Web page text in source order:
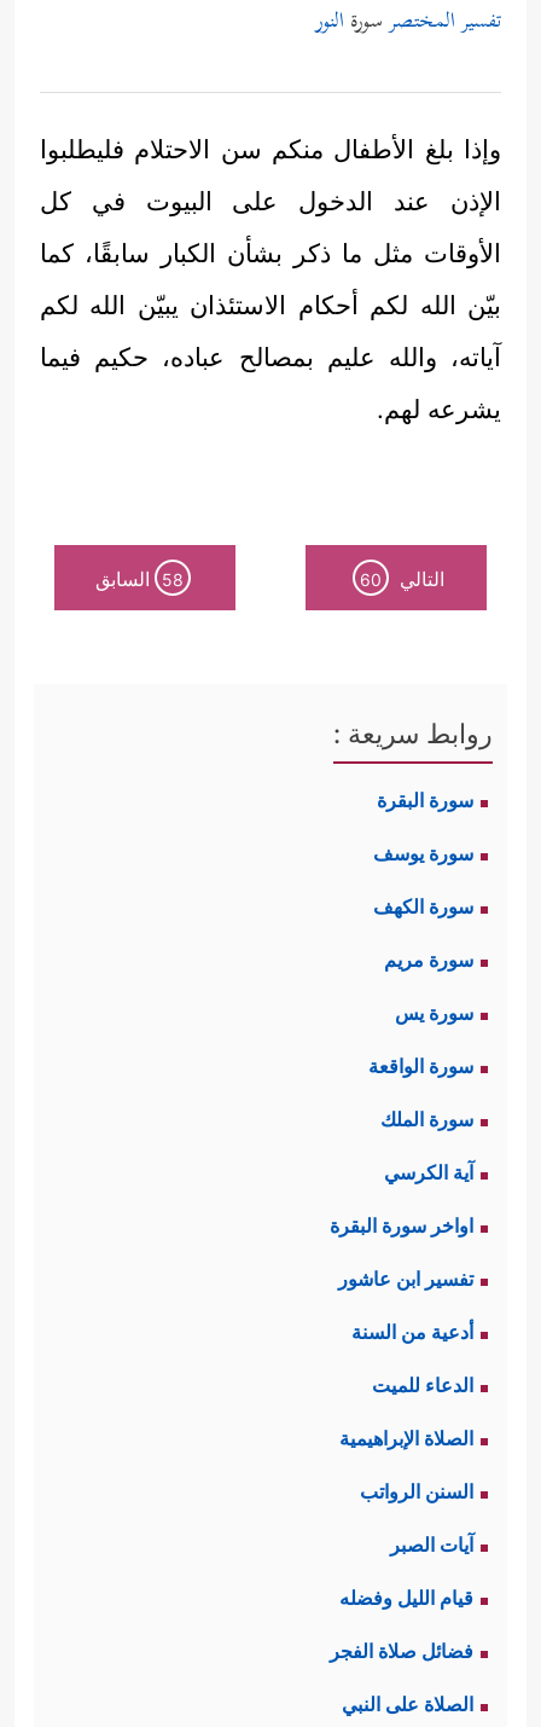
تفسير المختصرسورة النور
وإذا بلغ الأطفال منكم سن الاحتلام فليطلبوا
الإذن عند الدخول على البيوت في كل
الأوقات مثل ما ذكر بشأن الكبار سابقًا، كما
بيّن الله لكم أحكام الاستئذان يبيّن الله لكم
آياته، والله عليم بمصالح عباده، حكيم فيما
يشرعه لهم.
التالي 60
58 السابق
روابط سريعة :
سورة البقرة
سورة يوسف
سورة الكهف
سورة مريم
سورة يس
سورة الواقعة
سورة الملك
آية الكرسي
اواخر سورة البقرة
تفسير ابن عاشور
أدعية من السنة
الدعاء للميت
الصلاة الإبراهيمية
السنن الرواتب
آيات الصبر
قيام الليل وفضله
فضائل صلاة الفجر
الصلاة على النبي